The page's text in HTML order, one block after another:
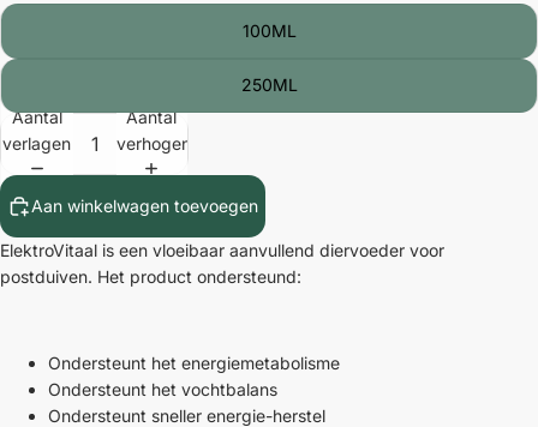
100ML
250ML
Aantal
verlagen
Aantal
verhogen
Aan winkelwagen toevoegen
ElektroVitaal is een vloeibaar aanvullend diervoeder voor
postduiven. Het product ondersteund:
Ondersteunt het energiemetabolisme
Ondersteunt het vochtbalans
Ondersteunt sneller energie-herstel